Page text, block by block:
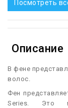
Посмотреть
Описание
В фене
волос.
Фен
Series. Это